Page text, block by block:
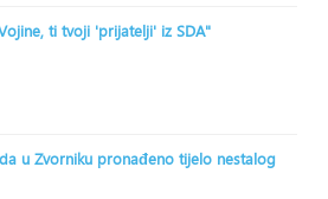
ti tvoji 'prijatelji' iz SDA"
u Zvorniku pronađeno tijelo nestalog